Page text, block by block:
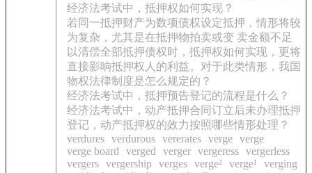
经济法考试中，抵押权如何实现？
若同一抵押财产为数项债权设定抵押，情形将较
为复杂，尤其是在抵押物拍卖或变 卖金额不足
以清偿全部抵押债权时，抵押权如何实现，更将
直接影响抵押权人的利益。对于此类情形，我国
物权法律制度是怎么规定的？
经济法考试中，抵押预告登记的流程是什么？
经济法考试中，动产抵押合同订立后未办理抵押
登记，动产抵押权的效力按照哪些情形处理？
verdures verdurous vererates verge verge
verge board
verged verger vergeress vergerless
vergers vergership verges verge² verge¹
verging